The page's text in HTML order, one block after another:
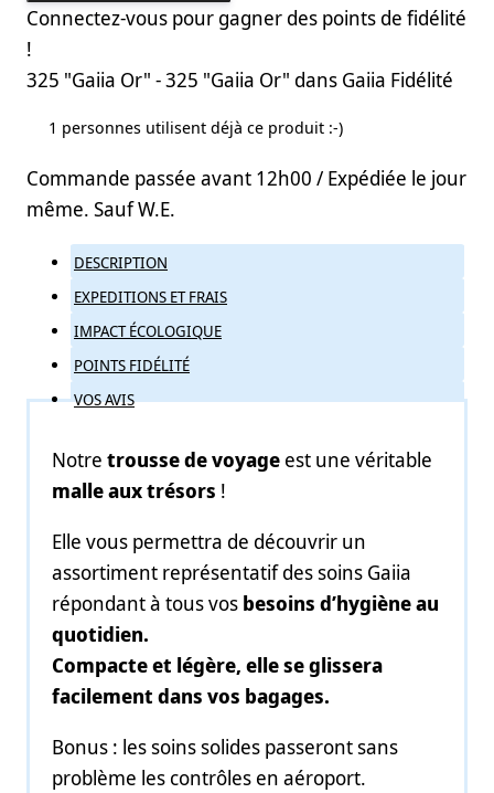
Connectez-vous pour gagner des points de fidélité
!
325 "Gaiia Or" - 325 "Gaiia Or" dans Gaiia Fidélité
1 personnes utilisent déjà ce produit :-)
Commande passée avant 12h00 / Expédiée le jour
même. Sauf W.E.
DESCRIPTION
EXPEDITIONS ET FRAIS
IMPACT ÉCOLOGIQUE
POINTS FIDÉLITÉ
VOS AVIS
Notre trousse de voyage est une véritable
malle aux trésors !
Elle vous permettra de découvrir un
assortiment représentatif des soins Gaiia
répondant à tous vos besoins d’hygiène au
quotidien.
Compacte et légère, elle se glissera
facilement dans vos bagages.
Bonus : les soins solides passeront sans
problème les contrôles en aéroport.